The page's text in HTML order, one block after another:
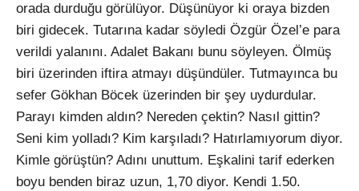
orada durduğu görülüyor. Düşünüyor ki oraya bizden
biri gidecek. Tutarına kadar söyledi Özgür Özel’e para
verildi yalanını. Adalet Bakanı bunu söyleyen. Ölmüş
biri üzerinden iftira atmayı düşündüler. Tutmayınca bu
sefer Gökhan Böcek üzerinden bir şey uydurdular.
Parayı kimden aldın? Nereden çektin? Nasıl gittin?
Seni kim yolladı? Kim karşıladı? Hatırlamıyorum diyor.
Kimle görüştün? Adını unuttum. Eşkalini tarif ederken
boyu benden biraz uzun, 1,70 diyor. Kendi 1.50.